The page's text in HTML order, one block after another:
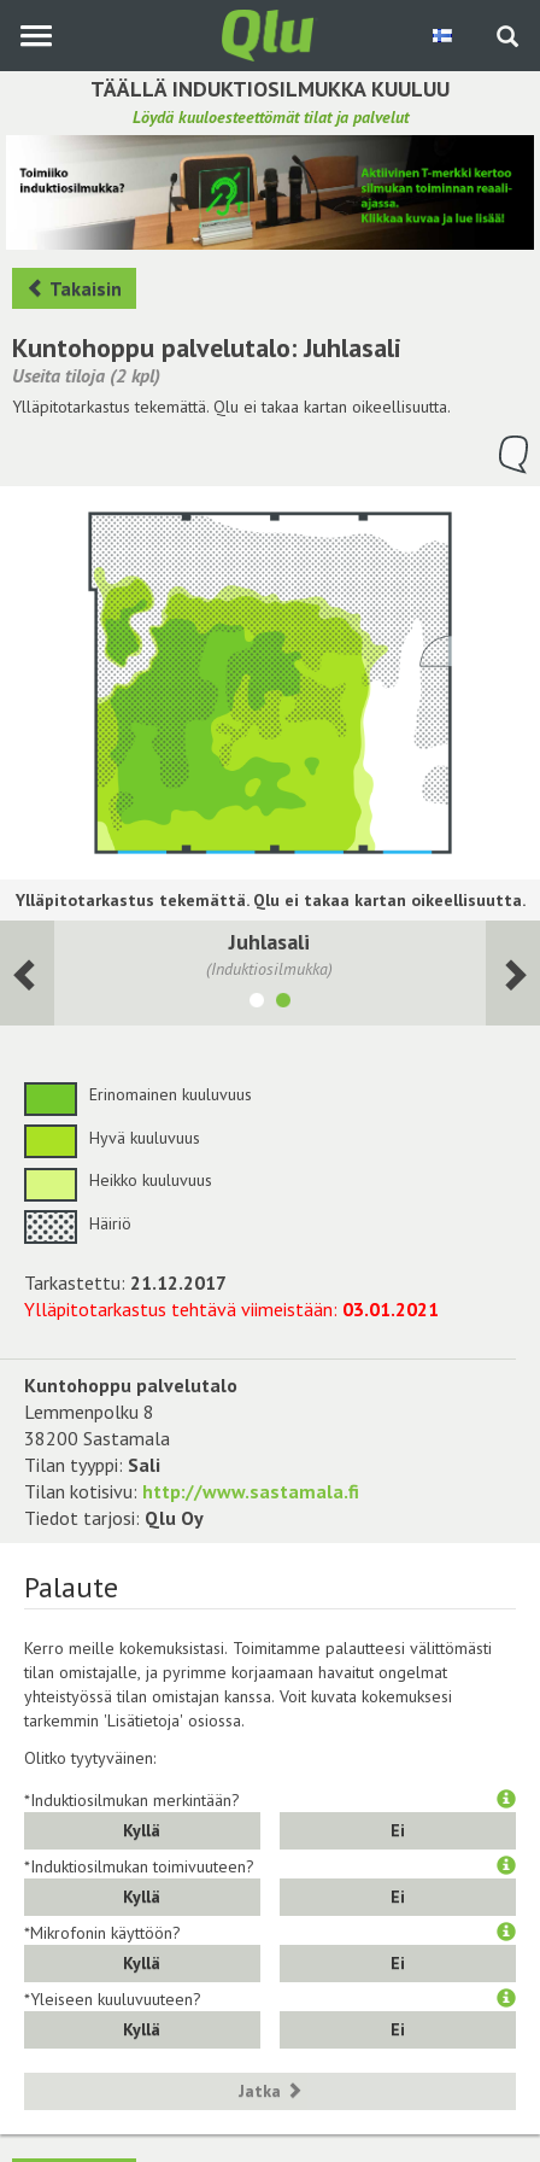
pääsisältöön
TÄÄLLÄ INDUKTIOSILMUKKA KUULUU
Löydä kuuloesteettömät tilat ja palvelut
Etsi induktiosilmukka
Tee ehdotus ja vaikuta kuulemiskokemukseen
Hae ehdotuksia
Käyttöohje
Yhteydenottopyyntö
Takaisin
Kuntohoppu palvelutalo: Juhlasali
Useita tiloja (2 kpl)
Ylläpitotarkastus tekemättä. Qlu ei takaa kartan oikeellisuutta.
Juhlasali
(Induktiosilmukka)
Erinomainen kuuluvuus
Hyvä kuuluvuus
Heikko kuuluvuus
Häiriö
Tarkastettu: 21.12.2017
Ylläpitotarkastus tehtävä viimeistään: 03.01.2021
Kuntohoppu palvelutalo
Lemmenpolku 8
38200 Sastamala
Tilan tyyppi: Sali
Tilan kotisivu: http://www.sastamala.fi
Tiedot tarjosi: Qlu Oy
Palaute
Kerro meille kokemuksistasi. Toimitamme palautteesi välittömästi
tilan omistajalle, ja pyrimme korjaamaan havaitut ongelmat
yhteistyössä tilan omistajan kanssa. Voit kuvata kokemuksesi
tarkemmin 'Lisätietoja' osiossa.
Olitko tyytyväinen:
*Induktiosilmukan merkintään?
Kyllä
Ei
*Induktiosilmukan toimivuuteen?
Kyllä
Ei
*Mikrofonin käyttöön?
Kyllä
Ei
*Yleiseen kuuluvuuteen?
Kyllä
Ei
Jatka